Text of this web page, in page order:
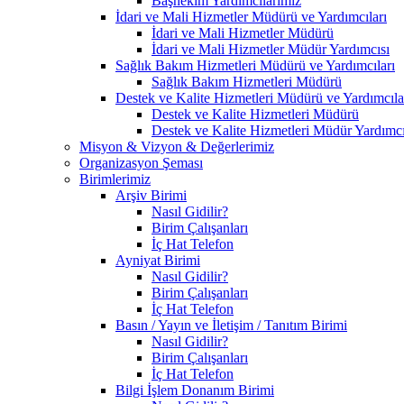
İdari ve Mali Hizmetler Müdürü ve Yardımcıları
İdari ve Mali Hizmetler Müdürü
İdari ve Mali Hizmetler Müdür Yardımcısı
Sağlık Bakım Hizmetleri Müdürü ve Yardımcıları
Sağlık Bakım Hizmetleri Müdürü
Destek ve Kalite Hizmetleri Müdürü ve
Destek ve Kalite Hizmetleri Müdürü
Destek ve Kalite Hizmetleri Müdür
Misyon & Vizyon & Değerlerimiz
Organizasyon Şeması
Birimlerimiz
Arşiv Birimi
Nasıl Gidilir?
Birim Çalışanları
İç Hat Telefon
Ayniyat Birimi
Nasıl Gidilir?
Birim Çalışanları
İç Hat Telefon
Basın / Yayın ve İletişim / Tanıtım Birimi
Nasıl Gidilir?
Birim Çalışanları
İç Hat Telefon
Bilgi İşlem Donanım Birimi